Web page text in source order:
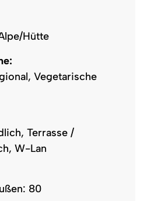
Hütte
Vegetarische
Terrasse /
W-Lan
80